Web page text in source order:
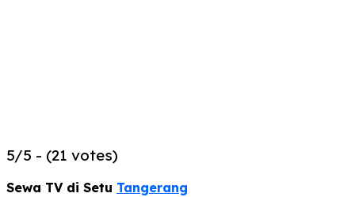
5/5 - (21 votes)
Sewa TV di Setu Tangerang